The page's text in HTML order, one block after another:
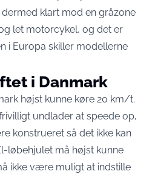
klart mod en gråzone
let motorcykel, og det er
i Europa skiller modellerne
i Danmark
højst kunne køre 20 km/t.
undlader at speede op,
konstrueret så det ikke kan
løbehjulet må højst kunne
ikke være muligt at indstille